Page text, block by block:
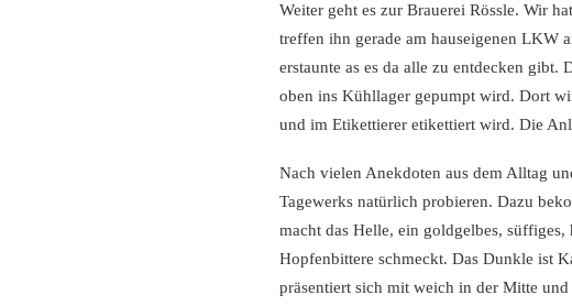
Weiter geht es zur Brauerei Rössle. Wir
treffen ihn gerade am hauseigenen LKW
erstaunte as es da alle zu entdecken
oben ins Kühllager gepumpt wird. Dort
und im Etikettierer etikettiert wird. Die
Nach vielen Anekdoten aus dem Alltag
Tagewerks natürlich probieren. Dazu
macht das Helle, ein goldgelbes,
Hopfenbittere schmeckt. Das Dunkle ist
präsentiert sich mit weich in der Mitte